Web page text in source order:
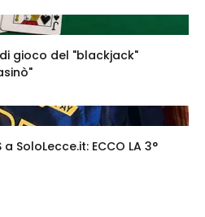
di gioco del "blackjack"
a SoloLecce.it: ECCO LA 3°